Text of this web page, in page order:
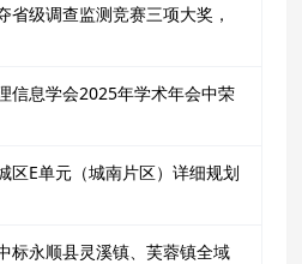
省级调查监测竞赛三项大奖，
信息学会2025年学术年会中荣
区E单元（城南片区）详细规划
标永顺县灵溪镇、芙蓉镇全域